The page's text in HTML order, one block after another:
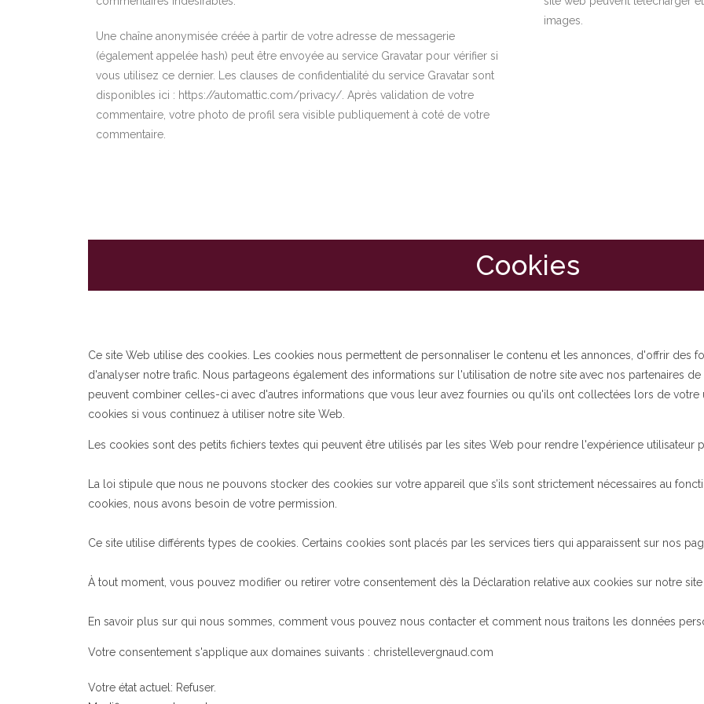
Une chaîne anonymisée créée à partir de votre adresse de messagerie
(également appelée hash) peut être envoyée au service Gravatar pour vérifier si
vous utilisez ce dernier. Les clauses de confidentialité du service Gravatar sont
disponibles ici : https://automattic.com/privacy/. Après validation de votre
commentaire, votre photo de profil sera visible publiquement à coté de votre
commentaire.
images.
Cookies
Ce site Web utilise des cookies. Les cookies nous permettent de personnaliser le contenu et les annonces, d'offrir des
d'analyser notre trafic. Nous partageons également des informations sur l'utilisation de notre site avec nos partenaires
peuvent combiner celles-ci avec d'autres informations que vous leur avez fournies ou qu'ils ont collectées lors de votre
cookies si vous continuez à utiliser notre site Web.
Les cookies sont des petits fichiers textes qui peuvent être utilisés par les sites Web pour rendre l'expérience utilisateur
La loi stipule que nous ne pouvons stocker des cookies sur votre appareil que s’ils sont strictement nécessaires au
cookies, nous avons besoin de votre permission.
Ce site utilise différents types de cookies. Certains cookies sont placés par les services tiers qui apparaissent sur nos
À tout moment, vous pouvez modifier ou retirer votre consentement dès la Déclaration relative aux cookies sur notre site
En savoir plus sur qui nous sommes, comment vous pouvez nous contacter et comment nous traitons les données
Votre consentement s'applique aux domaines suivants : christellevergnaud.com
Votre état ​​actuel: Refuser.